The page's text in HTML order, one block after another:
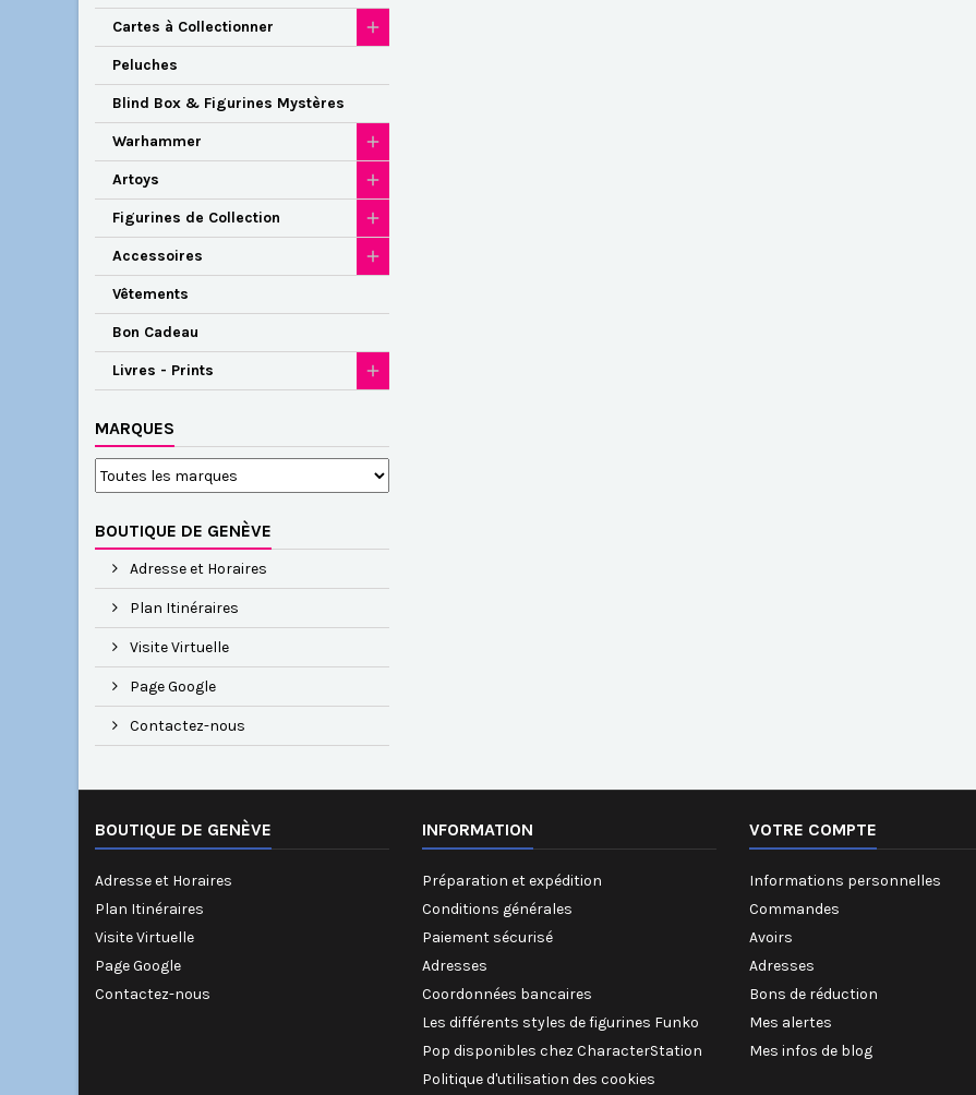
Cartes à Collectionner
Peluches
Blind Box & Figurines Mystères
Warhammer
Artoys
Figurines de Collection
Accessoires
Vêtements
Bon Cadeau
Livres - Prints
MARQUES
BOUTIQUE DE GENÈVE
Adresse et Horaires
Plan Itinéraires
Visite Virtuelle
Page Google
Contactez-nous
BOUTIQUE DE GENÈVE
Adresse et Horaires
Plan Itinéraires
Visite Virtuelle
Page Google
Contactez-nous
INFORMATION
Préparation et expédition
Conditions générales
Paiement sécurisé
Adresses
Coordonnées bancaires
Les différents styles de figurines Funko
Pop disponibles chez CharacterStation
Politique d'utilisation des cookies
VOTRE COMPTE
Informations personnelles
Commandes
Avoirs
Adresses
Bons de réduction
Mes alertes
Mes infos de blog